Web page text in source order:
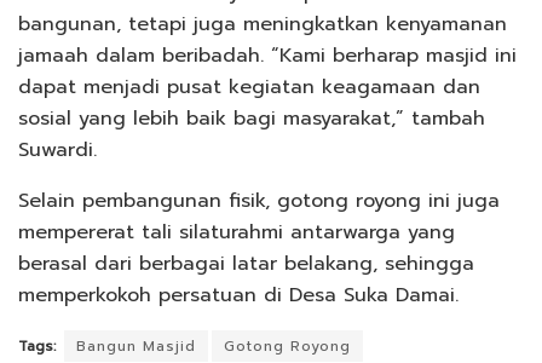
bangunan, tetapi juga meningkatkan kenyamanan
jamaah dalam beribadah. “Kami berharap masjid ini
dapat menjadi pusat kegiatan keagamaan dan
sosial yang lebih baik bagi masyarakat,” tambah
Suwardi.
Selain pembangunan fisik, gotong royong ini juga
mempererat tali silaturahmi antarwarga yang
berasal dari berbagai latar belakang, sehingga
memperkokoh persatuan di Desa Suka Damai.
Tags: Bangun Masjid
Gotong Royong